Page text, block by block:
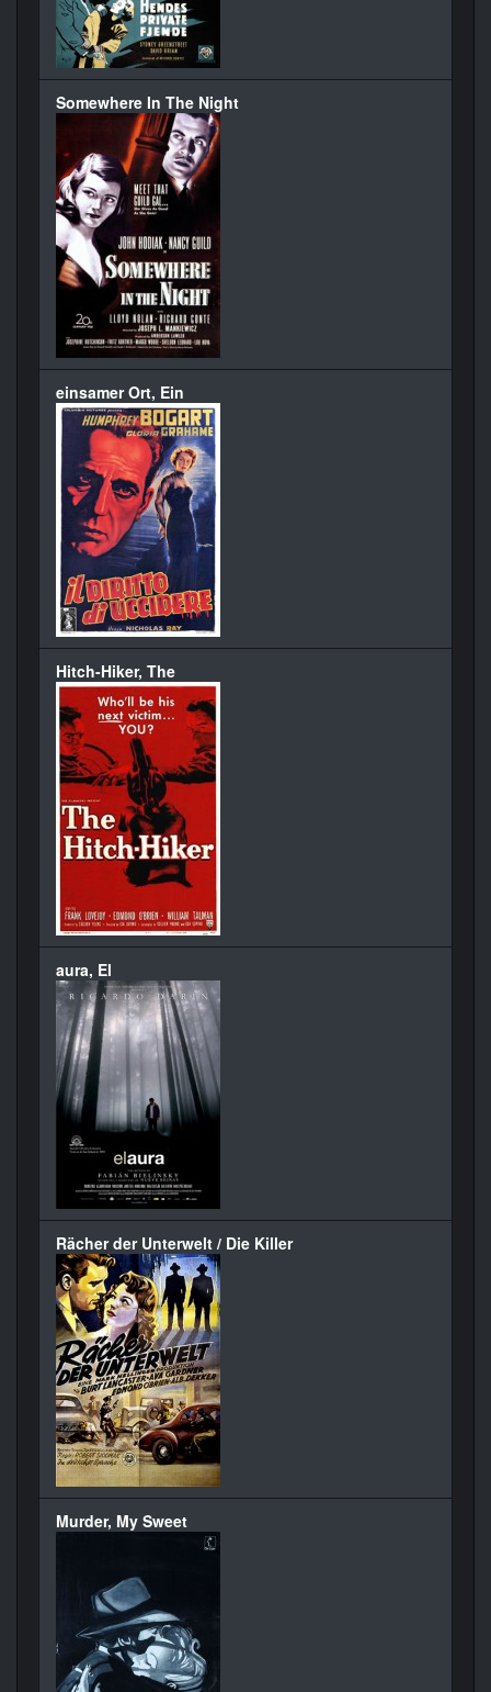
Somewhere In The Night
einsamer Ort, Ein
Hitch-Hiker, The
aura, El
Rächer der Unterwelt / Die Killer
Murder, My Sweet